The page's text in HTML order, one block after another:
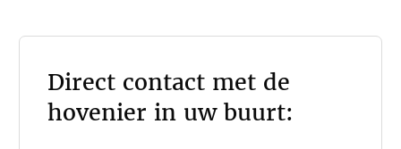
Direct contact met de
hovenier in uw buurt: